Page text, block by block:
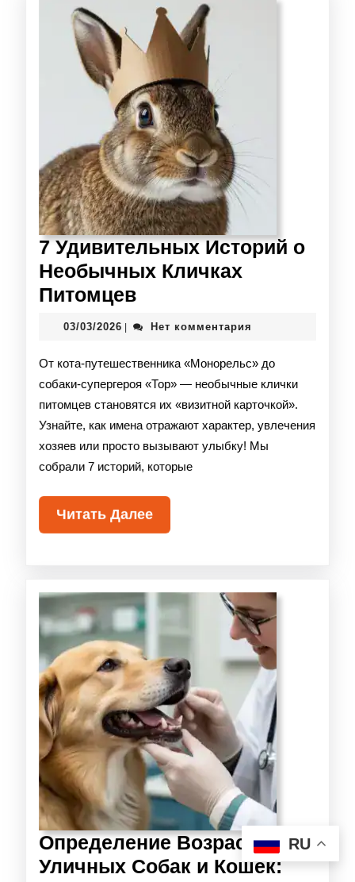
7 Удивительных Историй о
Необычных Кличках
Питомцев
03/03/2026 Нет комментария
От кота-путешественника «Монорельс» до
собаки-супергероя «Тор» — необычные клички
питомцев становятся их «визитной карточкой».
Узнайте, как имена отражают характер, увлечения
хозяев или просто вызывают улыбку! Мы
собрали 7 историй, которые
Читать Далее
Определение Возраста
Уличных Собак и Кошек:
RU